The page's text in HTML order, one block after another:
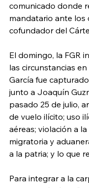
comunicado donde
mandatario ante los
cofundador del
El domingo, la FGR
las circunstancias
García fue
junto a Joaquín
pasado 25 de julio,
de vuelo ilícito; uso
aéreas; violación a
migratoria y
a la patria; y lo que
Para integrar a la